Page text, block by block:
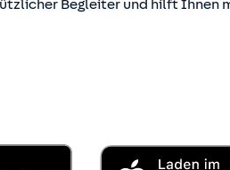
Begleiter und hilft Ihnen